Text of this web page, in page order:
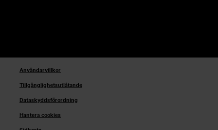
Användarvillkor
Tillgänglighetsutlåtande
Dataskyddsförordning
Hantera cookies